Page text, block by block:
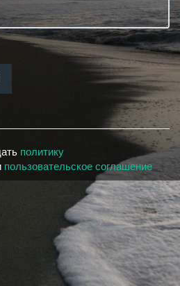
политику
пользовательское соглашение